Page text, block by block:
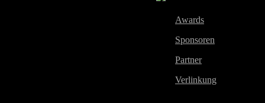
Awards
Sponsoren
Partner
Verlinkung